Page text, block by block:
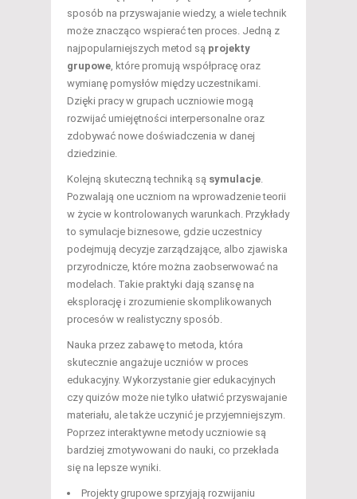
sposób na przyswajanie wiedzy, a wiele technik
może znacząco wspierać ten proces. Jedną z
najpopularniejszych metod są projekty
grupowe, które promują współpracę oraz
wymianę pomysłów między uczestnikami.
Dzięki pracy w grupach uczniowie mogą
rozwijać umiejętności interpersonalne oraz
zdobywać nowe doświadczenia w danej
dziedzinie.
Kolejną skuteczną techniką są symulacje.
Pozwalają one uczniom na wprowadzenie teorii
w życie w kontrolowanych warunkach. Przykłady
to symulacje biznesowe, gdzie uczestnicy
podejmują decyzje zarządzające, albo zjawiska
przyrodnicze, które można zaobserwować na
modelach. Takie praktyki dają szansę na
eksplorację i zrozumienie skomplikowanych
procesów w realistyczny sposób.
Nauka przez zabawę to metoda, która
skutecznie angażuje uczniów w proces
edukacyjny. Wykorzystanie gier edukacyjnych
czy quizów może nie tylko ułatwić przyswajanie
materiału, ale także uczynić je przyjemniejszym.
Poprzez interaktywne metody uczniowie są
bardziej zmotywowani do nauki, co przekłada
się na lepsze wyniki.
Projekty grupowe sprzyjają rozwijaniu